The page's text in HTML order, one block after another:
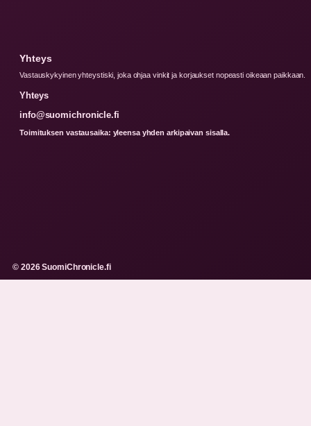
Yhteys
Vastauskykyinen yhteystiski, joka ohjaa vinkit ja korjaukset nopeasti oikeaan paikkaan.
Yhteys
info@suomichronicle.fi
Toimituksen vastausaika: yleensa yhden arkipaivan sisalla.
© 2026 SuomiChronicle.fi